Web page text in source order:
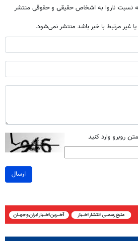
نسبت ناروا به اشخاص حقیقی و حقوقی منتشر
غیر مرتبط با خبر باشد منتشر نمی‌شود.
روبرو وارد کنید
ارسال